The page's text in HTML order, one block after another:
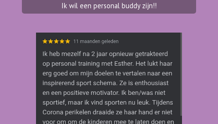
Ik wil een personal buddy zijn!!